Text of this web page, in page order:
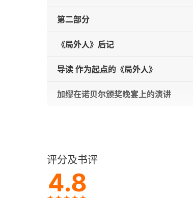
第二部分
《局外人》后记
导读 作为起点的《局外人》
加缪在诺贝尔颁奖晚宴上的演讲
评分及书评
4.8